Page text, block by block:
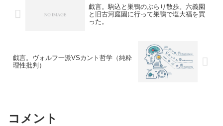
戯言。駒込と巣鴨のぶらり散歩。六義園
と旧古河庭園に行って巣鴨で塩大福を買
った。
戯言。ヴォルフ一派VSカント哲学（純粋
理性批判）
コメント